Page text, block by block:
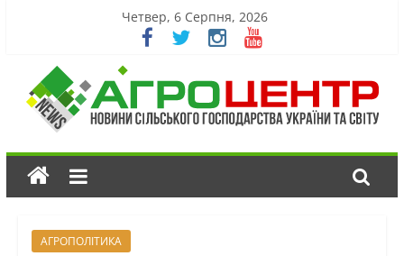
Четвер, 6 Серпня, 2026
АГРОПОЛІТИКА